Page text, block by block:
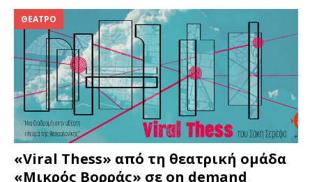
ΘΕΑΤΡΟ
«Viral Thess» από τη θεατρική ομάδα
«Μικρός Βορράς» σε on demand